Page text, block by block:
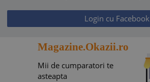
Login cu Facebook
Magazine.Okazii.ro
Mii de cumparatori te
asteapta